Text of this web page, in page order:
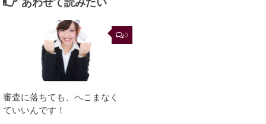
0
審査に落ちても、へこまなく
ていいんです！